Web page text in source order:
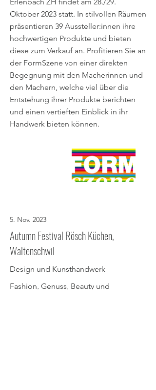
Oktober 2023 statt. In stilvollen Räumen
präsentieren 39 Aussteller:innen ihre
hochwertigen Produkte und bieten
diese zum Verkauf an. Profitieren Sie an
der FormSzene von einer direkten
Begegnung mit den Macherinnen und
den Machern, welche viel über die
Entstehung ihrer Produkte berichten
und einen vertieften Einblick in ihr
Handwerk bieten können.
5. Nov. 2023
Autumn Festival Rösch Küchen,
Waltenschwil
Design und Kunsthandwerk
Fashion, Genuss, Beauty und